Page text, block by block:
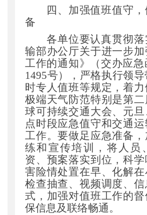
四、加强值班值守 ，
备
各单位要认真贯彻落
输部办公厅关于进一步
工作的通知》（交办应急
1495号）， 严格执行领导
时专人值班等规定 ，着
极端天气防范特别是第
球可持续交通大会、元
点时段应急值守和交通
工作。要做足应急准备 ，
练和宣传培训
， 将人员
资、预案落实到位 ，科学
害险情处置在早、化解
检查抽查、视频调度、
式 ， 加强对值班工作的督
保信息及联络畅通。